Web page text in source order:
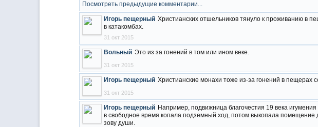
Посмотреть предыдущие комментарии...
Игорь пещерный Христианских отшельников тянуло к проживанию в
в катакомбах.
31 окт 2015
Вольный Это из за гонений в том или ином веке.
31 окт 2015
Игорь пещерный Христианские монахи тоже из-за гонений в пещерах
31 окт 2015
Игорь пещерный Например, подвижница благочестия 19 века
в свободное время копала подземный ход, потом выкопала помещение
зову души.